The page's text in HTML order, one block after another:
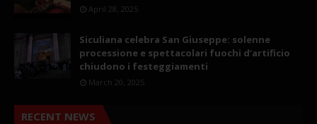
April 28, 2025
Siculiana celebra San Giuseppe: solenne
processione e spettacolari fuochi d’artificio
chiudono i festeggiamenti
March 20, 2025
RECENT NEWS